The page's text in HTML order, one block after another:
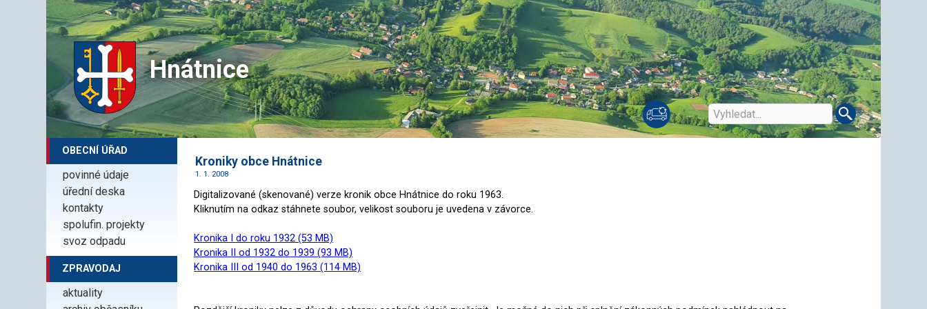
Hnátnice
OBECNÍ ÚŘAD
povinné údaje
úřední deska
kontakty
spolufin. projekty
svoz odpadu
ZPRAVODAJ
aktuality
Kroniky obce Hnátnice
1. 1. 2008
Digitalizované (skenované) verze kronik obce Hnátnice do roku 1963.
Kliknutím na odkaz stáhnete soubor, velikost souboru je uvedena v závorce.
Kronika I do roku 1932 (53 MB)
Kronika II od 1932 do 1939 (93 MB)
Kronika III od 1940 do 1963 (114 MB)